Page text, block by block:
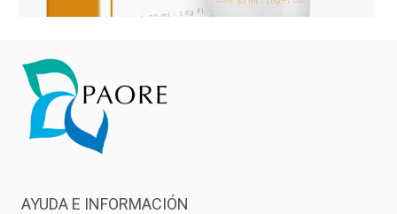
AYUDA E INFORMACIÓN